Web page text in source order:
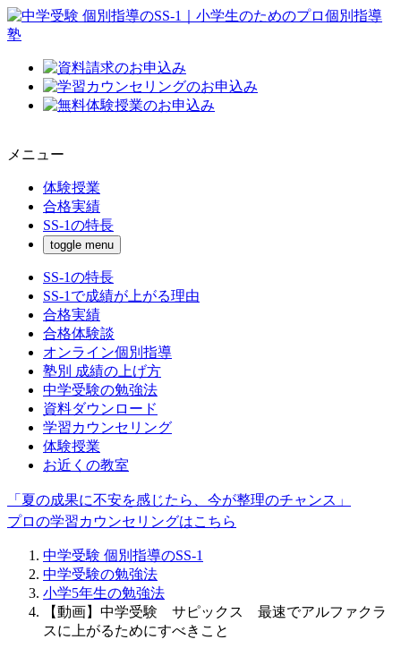
メニュー
体験授業
合格実績
SS-1の特長
toggle menu
SS-1の特長
SS-1で成績が上がる理由
合格実績
合格体験談
オンライン個別指導
塾別 成績の上げ方
中学受験の勉強法
資料ダウンロード
学習カウンセリング
体験授業
お近くの教室
「夏の成果に不安を感じたら、今が整理のチャンス」
プロの学習カウンセリングはこちら
中学受験 個別指導のSS-1
中学受験の勉強法
小学5年生の勉強法
【動画】中学受験 サピックス 最速でアルファクラ
スに上がるためにすべきこと